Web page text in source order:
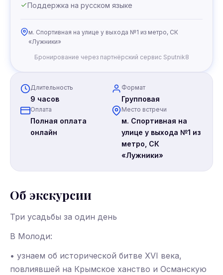
Длительность
9 часов
Формат
Групповая
Оплата
Полная оплата
онлайн
Место встречи
м. Спортивная на
улице у выхода №1 из
метро, СК
«Лужники»
Об экскурсии
Три усадьбы за один день
В Молоди:
• узнаем об исторической битве XVI века,
повлиявшей на Крымское ханство и Османскую
Поддержка на русском языке
м. Спортивная на улице у выхода №1 из метро, СК
«Лужники»
Бронирование через партнёрский сервис Sputnik8